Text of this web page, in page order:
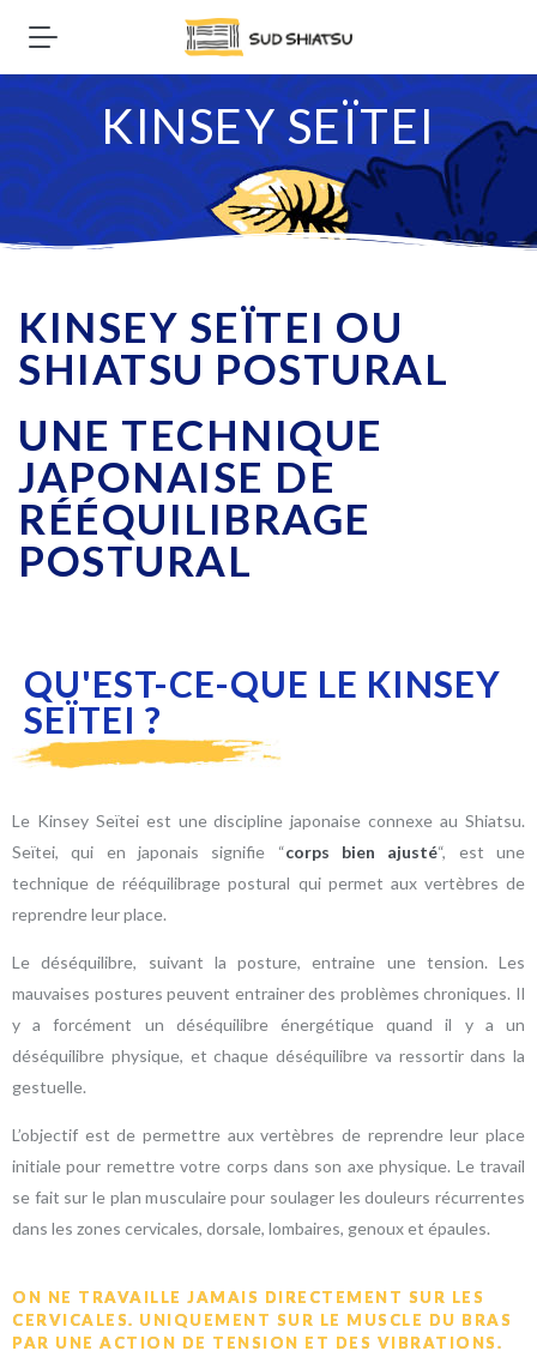
KINSEY SEÏTEI
KINSEY SEÏTEI OU
SHIATSU POSTURAL
UNE TECHNIQUE
JAPONAISE DE
RÉÉQUILIBRAGE
POSTURAL
QU'EST-CE-QUE LE KINSEY
SEÏTEI ?
Le Kinsey Seïtei est unediscipline japonaise connexe au Shiatsu.
Seïtei,qui en japonais signifie “corps bien ajusté“, est une
technique de rééquilibrage postural qui permet aux vertèbres de
reprendre leur place.
Le déséquilibre, suivant la posture, entraine une tension. Les
mauvaises postures peuvent entrainer des problèmes chroniques. Il
y a forcément un déséquilibre énergétique quand il y a un
déséquilibre physique, et chaque déséquilibre va ressortir dans la
gestuelle.
L’objectif est de permettre aux vertèbres de reprendre leur place
initiale pour remettre votre corps dans son axe physique. Le travail
se fait sur le plan musculaire pour soulager les douleurs récurrentes
dans les zones cervicales, dorsale, lombaires, genoux et épaules.
ON NE TRAVAILLE JAMAIS DIRECTEMENT SUR LES
CERVICALES. UNIQUEMENT SUR LE MUSCLE DU BRAS
PAR UNE ACTION DE TENSION ET DES VIBRATIONS.